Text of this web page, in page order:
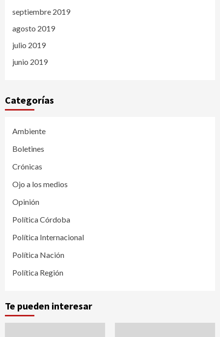
septiembre 2019
agosto 2019
julio 2019
junio 2019
Categorías
Ambiente
Boletines
Crónicas
Ojo a los medios
Opinión
Política Córdoba
Política Internacional
Política Nación
Política Región
Te pueden interesar